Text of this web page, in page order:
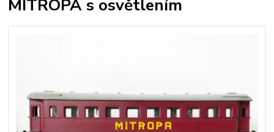
MITROPA s osvětlením